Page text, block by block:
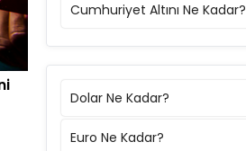
Cumhuriyet Altını Ne Kadar?
Dolar Ne Kadar?
Euro Ne Kadar?